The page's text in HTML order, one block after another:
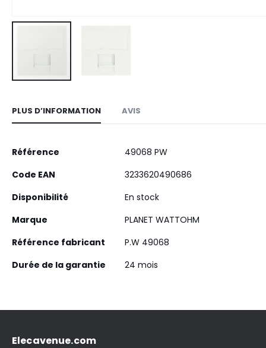
the
the
images
PLUS D’INFORMATION
Plus
Référence
49068 PW
Code EAN
3233620490686
Disponibilité
En stock
Marque
PLANET WATTOHM
Référence fabricant
P.W 49068
Durée de la garantie
24 mois
AVIS
Elecavenue.com